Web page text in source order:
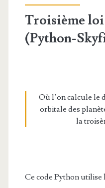
Troisième
(Python-
Où l’on calcule le
orbitale des
la
Ce code Python utilise